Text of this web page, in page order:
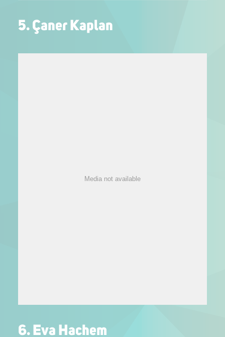
5. Çaner Kaplan
Media not available
6. Eva Hachem